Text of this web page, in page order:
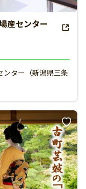
産センター
ンター（新潟県三条